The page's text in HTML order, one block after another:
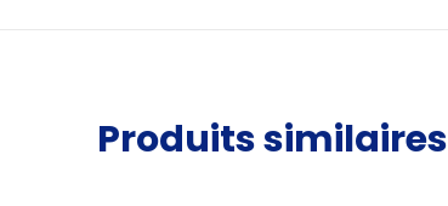
Produits similaires